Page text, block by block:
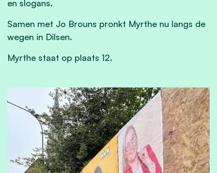
en slogans.
Samen met Jo Brouns pronkt Myrthe nu langs de
wegen in Dilsen.
Myrthe staat op plaats 12.